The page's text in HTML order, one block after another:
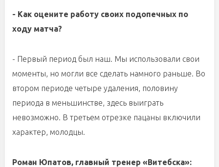
- Как оцените работу своих подопечных по
ходу матча?
- Первый период был наш. Мы использовали свои
моменты, но могли все сделать намного раньше. Во
втором периоде четыре удаления, половину
периода в меньшинстве, здесь выиграть
невозможно. В третьем отрезке пацаны включили
характер, молодцы.
Роман Юпатов, главный тренер «Витебска»: